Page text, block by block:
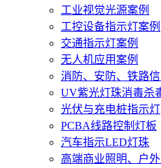
工业视觉光源案例
工控设备指示灯案例
交通指示灯案例
无人机应用案例
消防、安防、铁路
UV紫光灯珠消毒杀
光伏与充电桩指示灯
PCBA线路控制灯板
汽车指示LED灯珠
高端商业照明、户